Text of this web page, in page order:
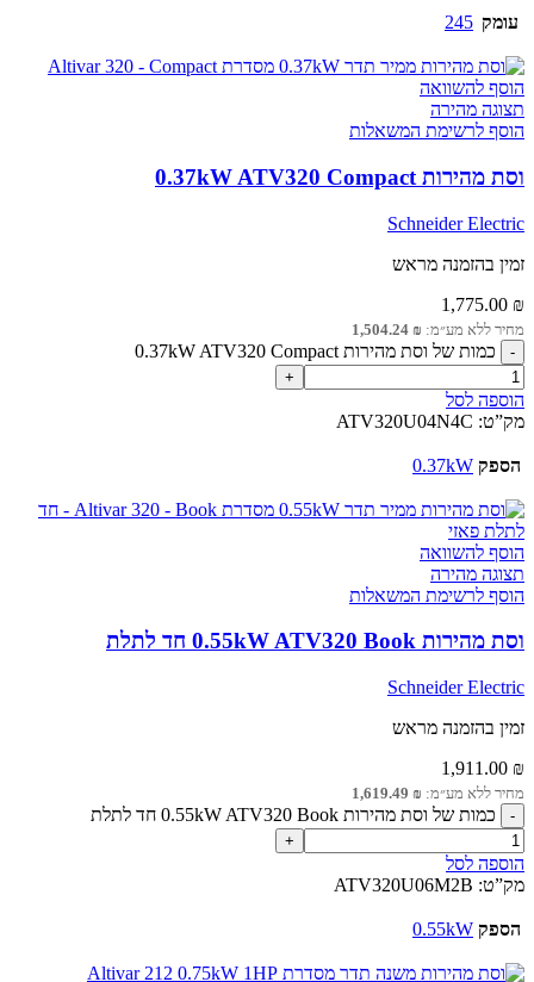
עומק 245
הוסף להשוואה
תצוגה מהירה
הוסף לרשימת המשאלות
וסת מהירות 0.37kW ATV320 Compact
Schneider Electric
זמין בהזמנה מראש
1,775.00 ₪
מחיר ללא מע״מ: 1,504.24 ₪
כמות של וסת מהירות 0.37kW ATV320 Compact
הוספה לסל
מק”ט: ATV320U04N4C
הספק 0.37kW
הוסף להשוואה
תצוגה מהירה
הוסף לרשימת המשאלות
וסת מהירות 0.55kW ATV320 Book חד לתלת
Schneider Electric
זמין בהזמנה מראש
1,911.00 ₪
מחיר ללא מע״מ: 1,619.49 ₪
כמות של וסת מהירות 0.55kW ATV320 Book חד לתלת
הוספה לסל
מק”ט: ATV320U06M2B
הספק 0.55kW